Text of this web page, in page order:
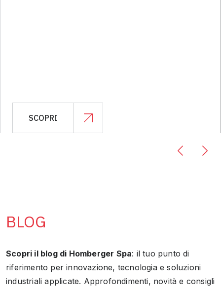
SCOPRI
BLOG
Scopri il blog di Homberger Spa: il tuo punto di
riferimento per innovazione, tecnologia e soluzioni
industriali applicate. Approfondimenti, novità e consigli